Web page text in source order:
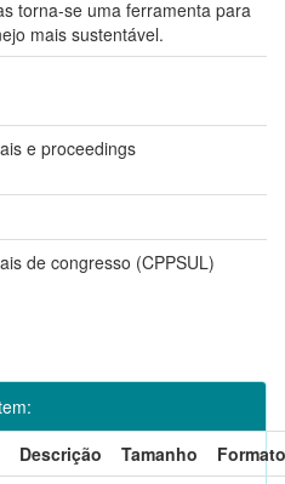
torna-se uma ferramenta para
mais sustentável.
e proceedings
de congresso (CPPSUL)
Descrição Tamanho
Formato